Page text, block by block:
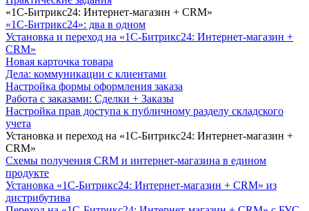
«1С-Битрикс24: Интернет-магазин + CRM»
«1С-Битрикс24»: два в одном
Установка и переход на «1С-Битрикс24: Интернет-магазин +
CRM»
Новая карточка товара
Дела: коммуникации с клиентами
Настройка формы оформления заказа
Работа с заказами: Сделки + Заказы
Настройка прав доступа к публичному разделу складского
учета
Установка и переход на «1С-Битрикс24: Интернет-магазин +
CRM»
Схемы получения CRM и интернет-магазина в едином
продукте
Установка «1С-Битрикс24: Интернет-магазин + CRM» из
дистрибутива